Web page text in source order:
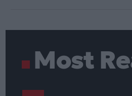
Most